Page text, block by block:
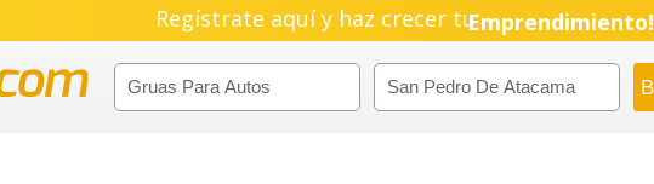
Regístrate aquí y haz crecer tuEmprendimiento!